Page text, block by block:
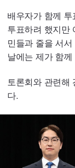
배우자가 함께 투
투표하려 했지만
민들과 줄을 서서
날에는 제가 함
토론회와 관련해
다.